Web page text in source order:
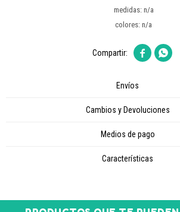
medidas: n/a
colores: n/a
 
Envíos
Cambios y Devoluciones
Medios de pago
Características